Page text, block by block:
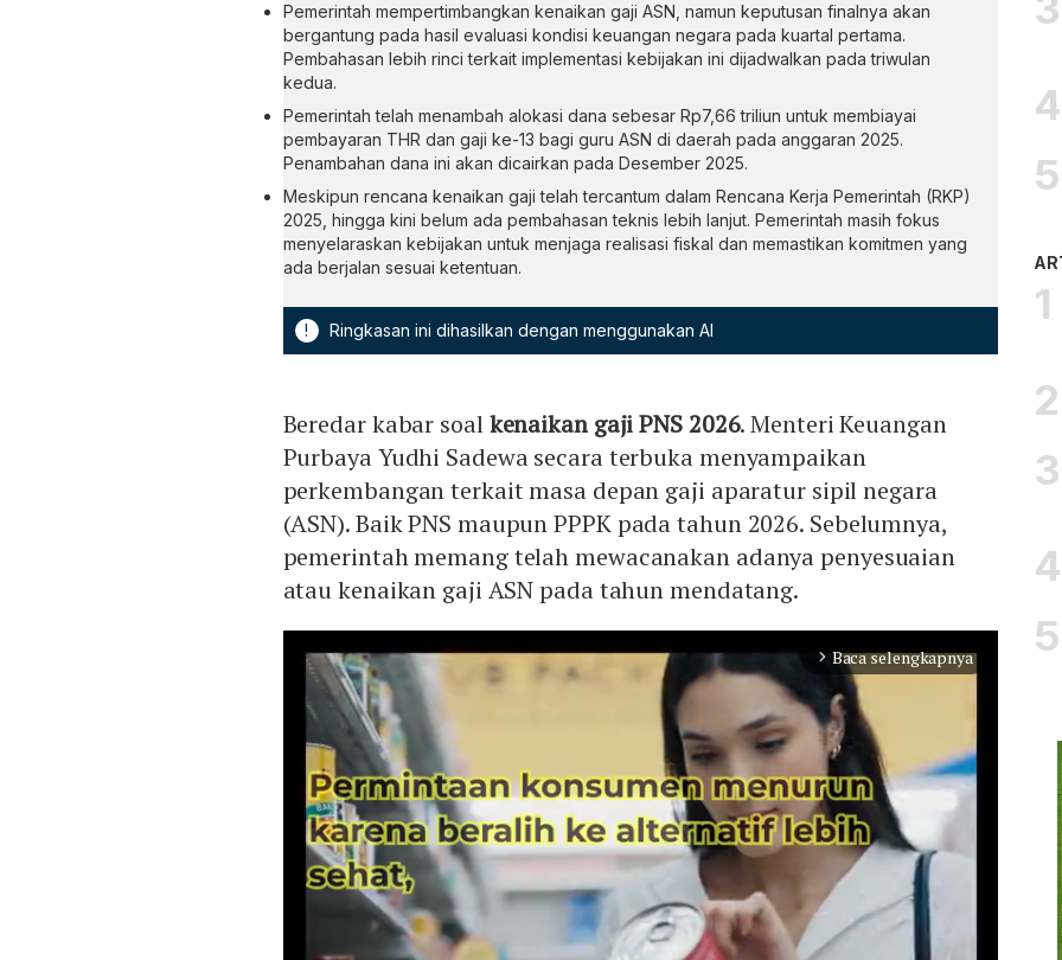
Pemerintah mempertimbangkan kenaikan gaji ASN, namun keputusan finalnya akan
bergantung pada hasil evaluasi kondisi keuangan negara pada kuartal pertama.
Pembahasan lebih rinci terkait implementasi kebijakan ini dijadwalkan pada triwulan
kedua.
Pemerintah telah menambah alokasi dana sebesar Rp7,66 triliun untuk membiayai
pembayaran THR dan gaji ke-13 bagi guru ASN di daerah pada anggaran 2025.
Penambahan dana ini akan dicairkan pada Desember 2025.
Meskipun rencana kenaikan gaji telah tercantum dalam Rencana Kerja Pemerintah (RKP)
2025, hingga kini belum ada pembahasan teknis lebih lanjut. Pemerintah masih fokus
menyelaraskan kebijakan untuk menjaga realisasi fiskal dan memastikan komitmen yang
ada berjalan sesuai ketentuan.
! Ringkasan ini dihasilkan dengan menggunakan AI
Beredar kabar soalkenaikan gaji PNS 2026. Menteri Keuangan
Purbaya Yudhi Sadewa secara terbuka menyampaikan
perkembangan terkait masa depan gaji aparatur sipil negara
(ASN). Baik PNS maupun PPPK pada tahun 2026. Sebelumnya,
pemerintah memang telah mewacanakan adanya penyesuaian
atau kenaikan gaji ASN pada tahun mendatang.
arrow_forward_ios Baca selengkapnya